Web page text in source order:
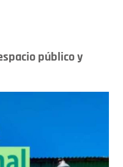
público y